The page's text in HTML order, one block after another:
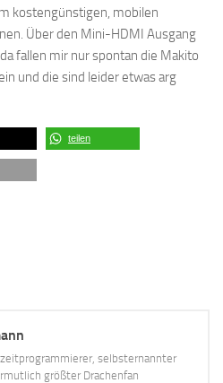
kostengünstigen, mobilen
Über den Mini-HDMI Ausgang
fallen mir nur spontan die Makito
und die sind leider etwas arg
teilen
selbsternannter
größter Drachenfan